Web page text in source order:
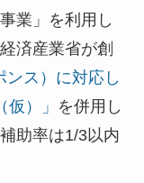
業」を利用し
済産業省が創
ンス）に対応し
）」 を併用し
助率は1/3以内